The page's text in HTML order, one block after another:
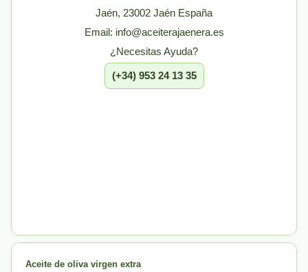
Jaén, 23002 Jaén España
Email: info@aceiterajaenera.es
¿Necesitas Ayuda?
(+34) 953 24 13 35
Aceite de oliva virgen extra